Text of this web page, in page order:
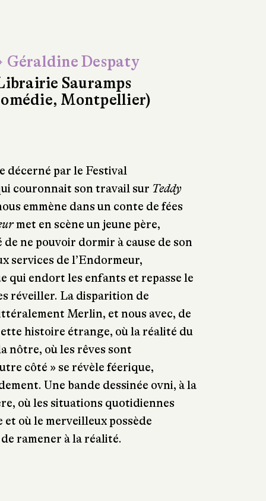
Despaty
Sauramps
Montpellier)
décerné par le Festival
couronnait son travail sur Teddy
emmène dans un conte de fées
met en scène un jeune père,
ne pouvoir dormir à cause de son
services de l’Endormeur,
qui endort les enfants et repasse le
réveiller. La disparition de
Merlin, et nous avec, de
histoire étrange, où la réalité du
nôtre, où les rêves sont
côté » se révèle féerique,
Une bande dessinée ovni, à la
où les situations quotidiennes
où le merveilleux possède
ramener à la réalité.